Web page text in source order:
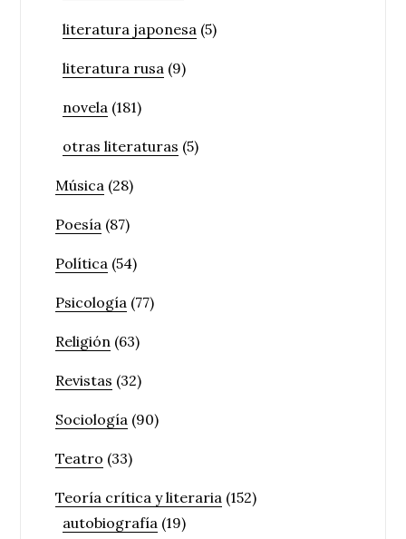
literatura japonesa (5)
literatura rusa (9)
novela (181)
otras literaturas (5)
Música (28)
Poesía (87)
Política (54)
Psicología (77)
Religión (63)
Revistas (32)
Sociología (90)
Teatro (33)
Teoría crítica y literaria (152)
autobiografía (19)